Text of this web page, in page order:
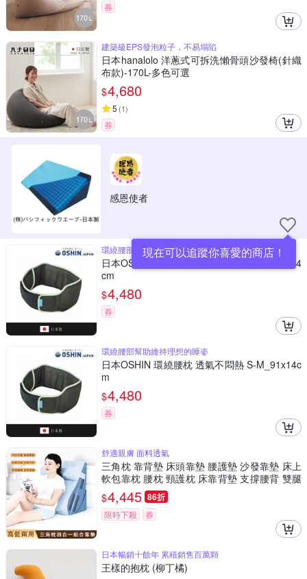
券
建築級EPS發泡粒子，不易塌陷
日本hanalolo 洋蔥式可拆洗懶骨頭沙發椅(針織
布款)-170L-多色可選
$4,680
5 (1)
券
感恩使者
現在可以追蹤你喜愛的商店！
環繞腰部幫助維持理想的睡姿
日本OSHIN 環繞腰枕 透氣不悶熱 M-L_111x14
cm
$4,480
券
環繞腰部幫助維持理想的睡姿
日本OSHIN 環繞腰枕 透氣不悶熱 S-M_91x14c
m
$4,480
券
舒適親膚 面料透氣
三角枕 靠背墊 床頭靠墊 腰護墊 沙發靠墊 床上
軟包靠枕 腰枕 頸護枕 床靠背墊 支撐腰背 雙腿
釋壓 軟硬適中 舒適支撐 四合一 至尊款
$4,445 86折
限時下殺 券
日本暢銷十餘年 累積銷售百萬顆
王樣的抱枕 (柳丁橘)